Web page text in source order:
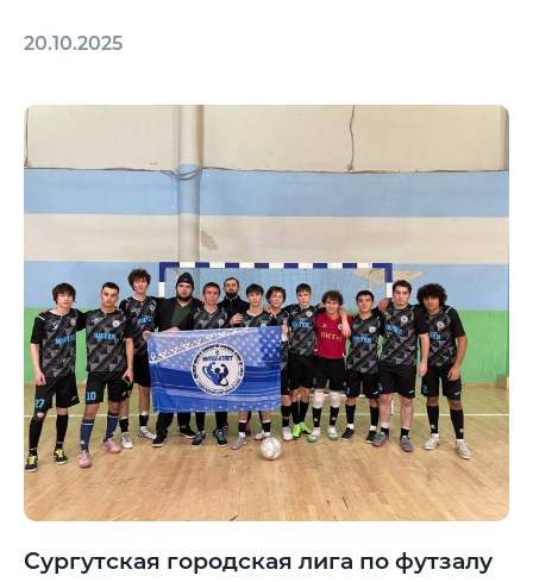
20.10.2025
Сургутская городская лига по футзалу